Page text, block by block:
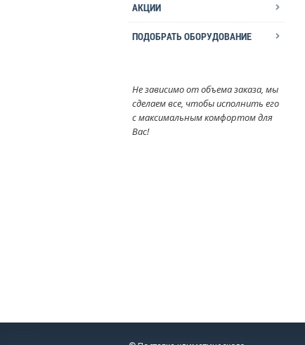
АКЦИИ
ПОДОБРАТЬ ОБОРУДОВАНИЕ
Не зависимо от объема заказа, мы
сделаем все, чтобы исполнить его
с максимальным комфортом для
Вас!